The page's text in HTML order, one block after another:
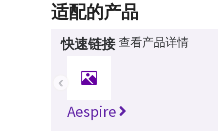
适配的产品
快速链接 查看产品详情
Aespire
‹